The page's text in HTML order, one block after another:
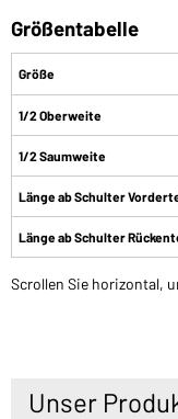
Größentabelle
Größe
1/2 Oberweite
1/2 Saumweite
Länge ab Schulter
Länge ab Schulter
Scrollen Sie horizontal,
Unser